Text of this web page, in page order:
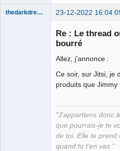
thedarkdreamer 23-12-2022
Re : Le thread
bourré
Allez, j'annonce :
Ce soir, sur Jitsi, je
produits que Jimmy
"J’appartiens donc
que pourrais-je te
de toi. Elle te prend
quand tu t’en vas."